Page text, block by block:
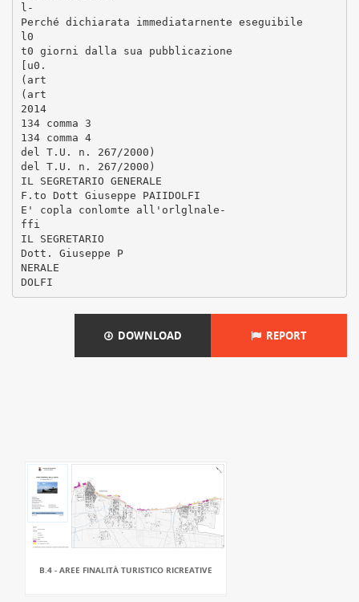
l-
Perché dichiarata immediatarnente eseguibile
l0
t0 giorni dalla sua pubblicazione
[u0.
(art
(art
2014
134 comma 3
134 comma 4
del T.U. n. 267/2000)
del T.U. n. 267/2000)
IL SEGRETARIO GENERALE
F.to Dott Giuseppe PAIIDOLFI
E' copla conlomte all'orlglnale-
ffi
IL SEGRETARIO
Dott. Giuseppe P
NERALE
DOWNLOAD REPORT
B.4 - AREE FINALITÀ TURISTICO RICREATIVE